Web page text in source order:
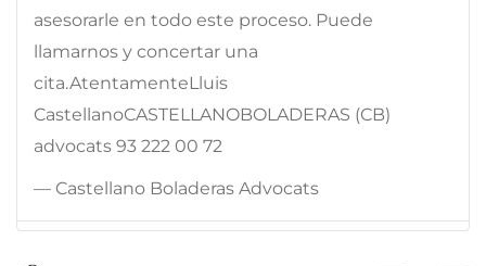
asesorarle en todo este proceso. Puede
llamarnos y concertar una
cita.AtentamenteLluis
CastellanoCASTELLANOBOLADERAS (CB)
advocats 93 222 00 72
— Castellano Boladeras Advocats